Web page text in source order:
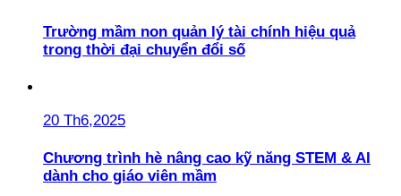
Trường mầm non quản lý tài chính hiệu quả
trong thời đại chuyển đổi số
20 Th6,2025
Chương trình hè nâng cao kỹ năng STEM & AI
dành cho giáo viên mầm